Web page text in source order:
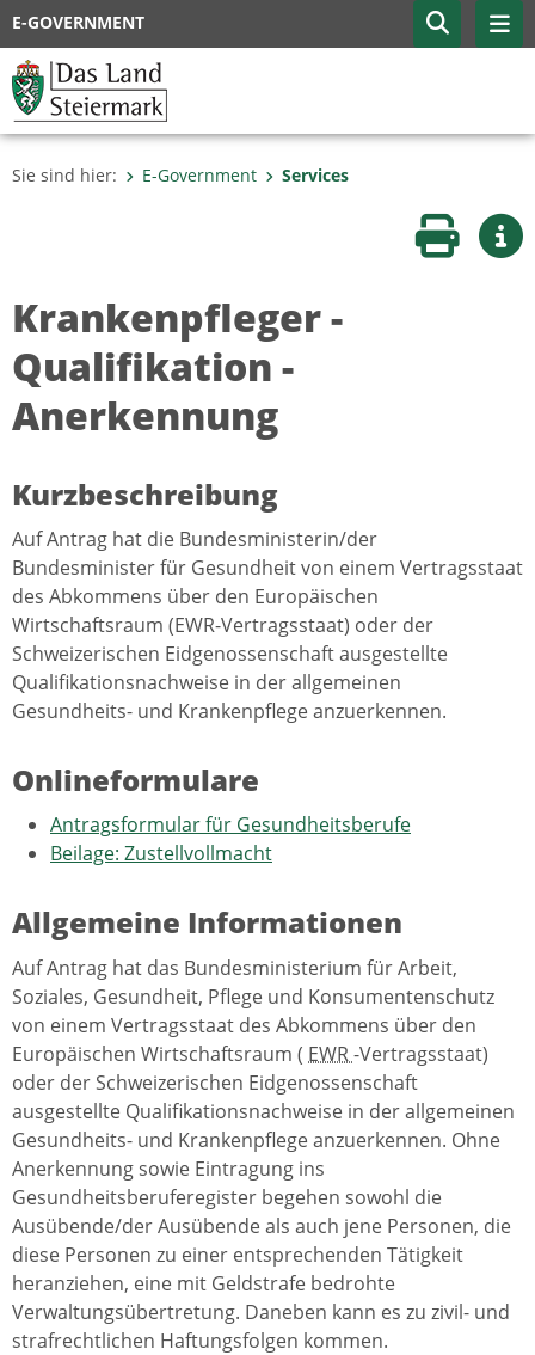
E-GOVERNMENT
Sie sind hier: E-Government Services
Seite
Krankenpfleger -
Qualifikation -
Anerkennung
Kurzbeschreibung
Auf Antrag hat die Bundesministerin/der
Bundesminister für Gesundheit von einem Vertragsstaat
des Abkommens über den Europäischen
Wirtschaftsraum (EWR-Vertragsstaat) oder der
Schweizerischen Eidgenossenschaft ausgestellte
Qualifikationsnachweise in der allgemeinen
Gesundheits- und Krankenpflege anzuerkennen.
Onlineformulare
Antragsformular für Gesundheitsberufe
Beilage: Zustellvollmacht
Allgemeine Informationen
Auf Antrag hat das Bundesministerium für Arbeit,
Soziales, Gesundheit, Pflege und Konsumentenschutz
von einem Vertragsstaat des Abkommens über den
Europäischen Wirtschaftsraum ( EWR-Vertragsstaat)
oder der Schweizerischen Eidgenossenschaft
ausgestellte Qualifikationsnachweise in der allgemeinen
Gesundheits- und Krankenpflege anzuerkennen. Ohne
Anerkennung sowie Eintragung ins
Gesundheitsberuferegister begehen sowohl die
Ausübende/der Ausübende als auch jene Personen, die
diese Personen zu einer entsprechenden Tätigkeit
heranziehen, eine mit Geldstrafe bedrohte
Verwaltungsübertretung. Daneben kann es zu zivil- und
strafrechtlichen Haftungsfolgen kommen.